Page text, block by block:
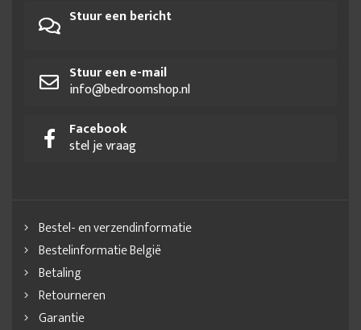
Stuur een bericht
Stuur een e-mail
info@bedroomshop.nl
Facebook
stel je vraag
Bestel- en verzendinformatie
Bestelinformatie België
Betaling
Retourneren
Garantie